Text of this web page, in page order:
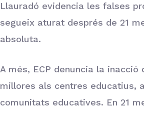
Llauradó evidencia les falses
segueix aturat després de 21
absoluta.
A més, ECP denuncia la
millores als centres educatius,
comunitats educatives. En 21